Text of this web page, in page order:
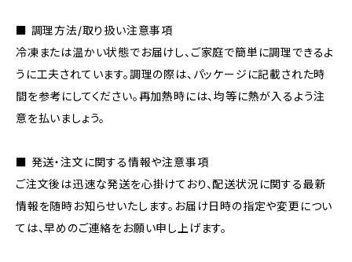
■ 調理方法/取り扱い注意事項
冷凍または温かい状態でお届けし、ご家庭で簡単に調理できるよ
うに工夫されています。調理の際は、パッケージに記載された時
間を参考にしてください。再加熱時には、均等に熱が入るよう注
意を払いましょう。
■ 発送・注文に関する情報や注意事項
ご注文後は迅速な発送を心掛けており、配送状況に関する最新
情報を随時お知らせいたします。お届け日時の指定や変更につい
ては、早めのご連絡をお願い申し上げます。